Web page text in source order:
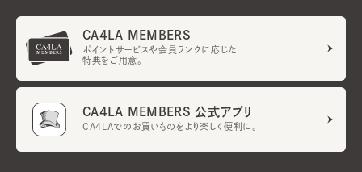
CA4LA MEMBERS
ポイントサービスや会員ランクに応じた
特典をご用意。
CA4LA MEMBERS 公式アプリ
CA4LAでのお買いものをより楽しく便利に。